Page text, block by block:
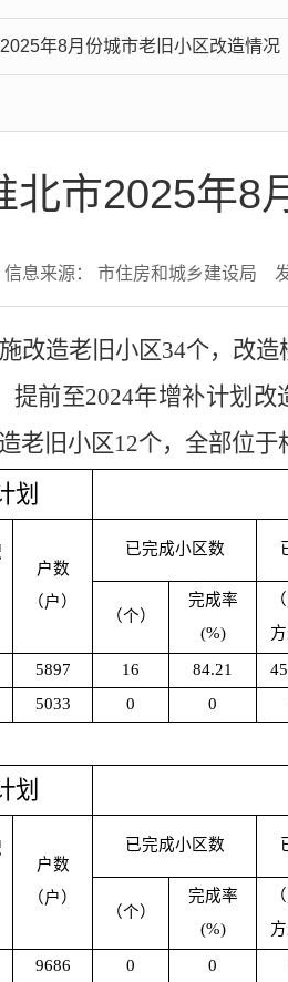
年8月份城市老旧小区改造情况
北市2025年8
信息来源： 市住房和城乡建设局
改造老旧小区34个， 改造
提前至2024年增补计划改
老旧小区12个，全部位于
划
户数
（户）
已完成小区数
（个）
完成率
(%)
方
5897 16 84.21
5033 0 0
划
户数
（户）
已完成小区数
（个）
完成率
(%)
方
9686 0 0